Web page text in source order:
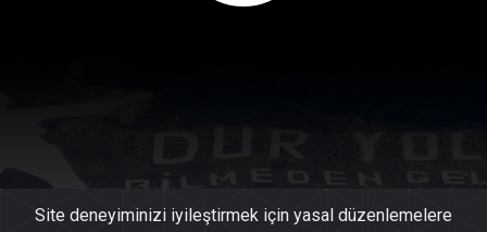
Site deneyiminizi iyileştirmek için yasal düzenlemelere